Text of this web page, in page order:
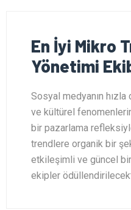
En İyi Mikro
Yönetimi
Sosyal medyanın hızla
ve kültürel
bir pazarlama
trendlere organik bir
etkileşimli ve güncel bir
ekipler